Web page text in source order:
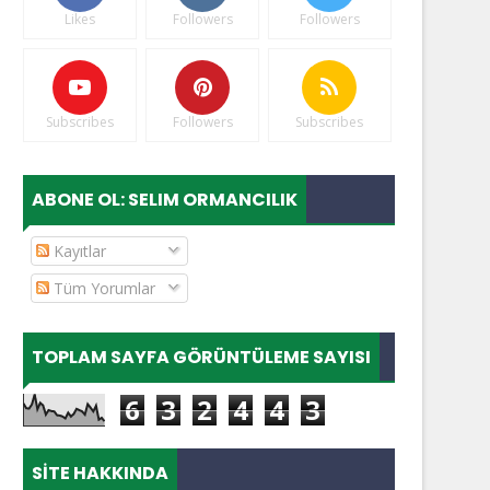
Likes Followers Followers
Subscribes Followers Subscribes
ABONE OL: SELIM ORMANCILIK
Kayıtlar
Tüm Yorumlar
TOPLAM SAYFA GÖRÜNTÜLEME SAYISI
6 3 2 4 4 3
SITE HAKKINDA